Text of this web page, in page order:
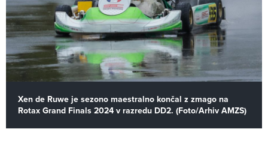
Xen de Ruwe je sezono maestralno končal z zmago na
Rotax Grand Finals 2024 v razredu DD2. (Foto/Arhiv AMZS)